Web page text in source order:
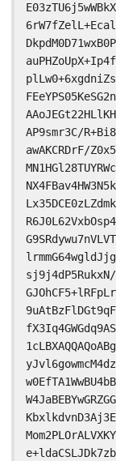
AP9smr3C/
awAKCRDrF/
sj9j4dP5RukxN/